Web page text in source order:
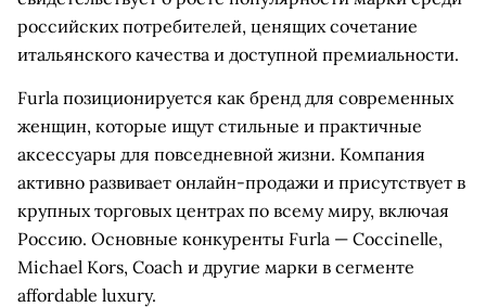
российских потребителей, ценящих сочетание
итальянского качества и доступной премиальности.
Furla позиционируется как бренд для современных
женщин, которые ищут стильные и практичные
аксессуары для повседневной жизни. Компания
активно развивает онлайн-продажи и присутствует в
крупных торговых центрах по всему миру, включая
Россию. Основные конкуренты Furla — Coccinelle,
Michael Kors, Coach и другие марки в сегменте
affordable luxury.